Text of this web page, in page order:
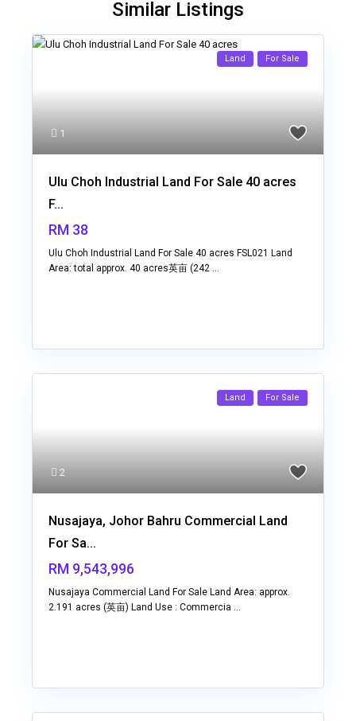
Similar Listings
1
Land For Sale
Ulu Choh Industrial Land For Sale 40 acres
F...
RM 38
Ulu Choh Industrial Land For Sale 40 acres FSL021 Land
Area: total approx. 40 acres英亩 (242 ...
2
Land For Sale
Nusajaya, Johor Bahru Commercial Land
For Sa...
RM 9,543,996
Nusajaya Commercial Land For Sale Land Area: approx.
2.191 acres (英亩) Land Use : Commercia ...